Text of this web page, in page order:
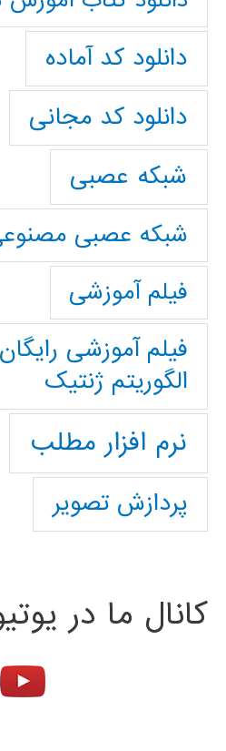
دانلود کد آماده
دانلود کد مجانی
شبکه عصبی
شبکه عصبی
فیلم آموزشی
فیلم آموزشی
الگوریتم ژنتیک
نرم افزار مطلب
پردازش تصویر
کانال ما در